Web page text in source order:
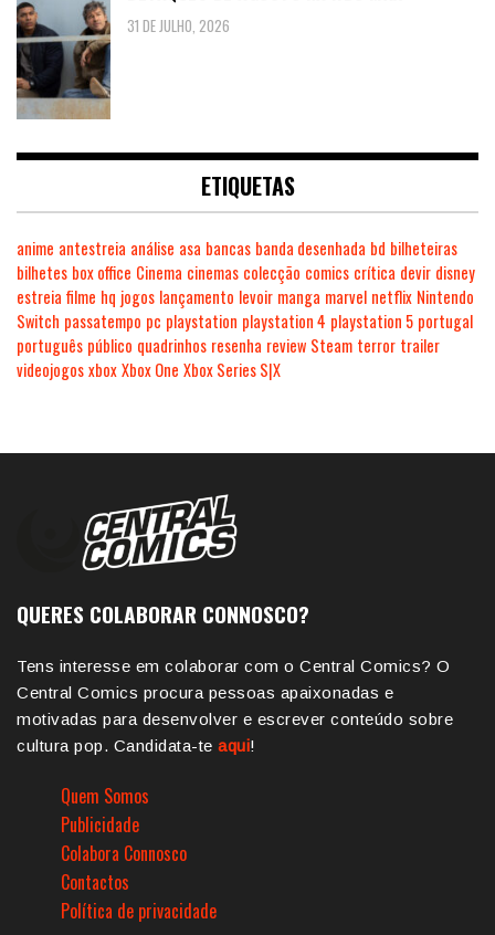
31 DE JULHO, 2026
ETIQUETAS
anime antestreia análise asa bancas banda desenhada bd bilheteiras
bilhetes box office Cinema cinemas colecção comics crítica devir disney
estreia filme hq jogos lançamento levoir manga marvel netflix Nintendo
Switch passatempo pc playstation playstation 4 playstation 5 portugal
português público quadrinhos resenha review Steam terror trailer
videojogosxboxXbox One Xbox Series S|X
QUERES COLABORAR CONNOSCO?
Tens interesse em colaborar com o Central Comics? O
Central Comics procura pessoas apaixonadas e
motivadas para desenvolver e escrever conteúdo sobre
cultura pop. Candidata-te aqui!
Quem Somos
Publicidade
Colabora Connosco
Contactos
Política de privacidade